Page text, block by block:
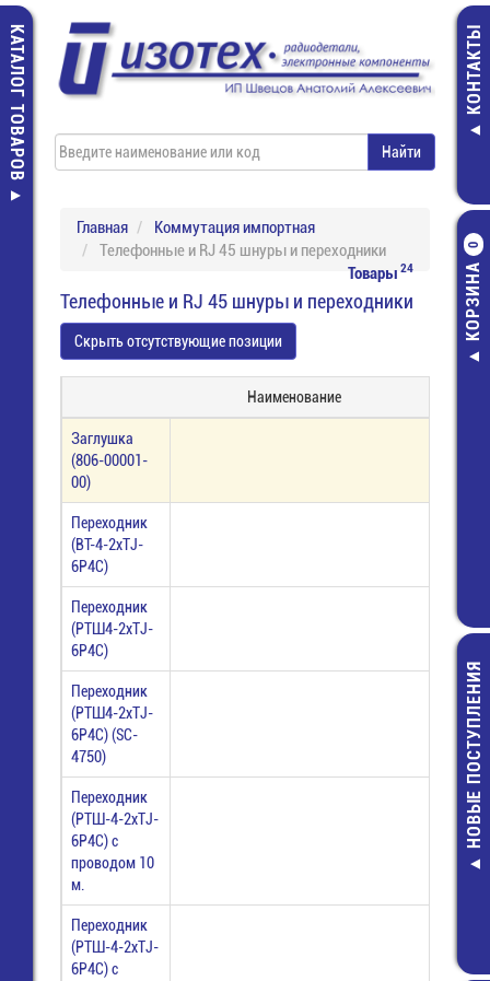
КАТАЛОГ ТОВАРОВ КОНТАКТЫ
КОРЗИНА
0
AA
460,00
НОВЫЕ ПОСТУПЛЕНИЯ
Главная
Коммутация импортная
Телефонные и RJ 45 шнуры и переходники
Товары 24
Телефонные и RJ 45 шнуры и переходники
Скрыть отсутствующие позиции
Наименование
Заглушка
(806-00001-
00)
Переходник
(ВТ-4-2xTJ-
6P4C)
Переходник
(РТШ4-2xTJ-
6P4C)
Переходник
(РТШ4-2xTJ-
6P4C) (SC-
4750)
Переходник
(РТШ-4-2xTJ-
6P4C) c
проводом 10
м.
Переходник
(РТШ-4-2xTJ-
6P4C) c